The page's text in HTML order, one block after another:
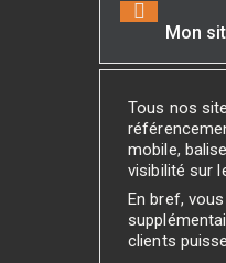
Mon
Tous nos
mobile,
visibilité sur
En bref,
clients